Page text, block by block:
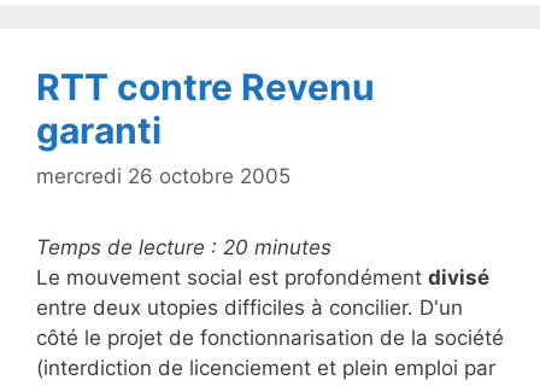
k
RTT contre Revenu
garanti
mercredi 26 octobre 2005
Temps de lecture : 20 minutes
Le mouvement social est profondément divisé
entre deux utopies difficiles à concilier. D'un
côté le projet de fonctionnarisation de la société
(interdiction de licenciement et plein emploi par